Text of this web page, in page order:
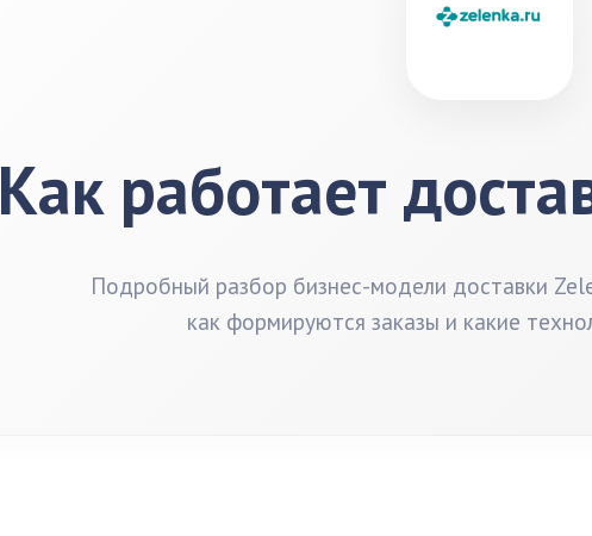
Как работает
Подробный разбор бизнес-модели доставки
как формируются заказы и какие